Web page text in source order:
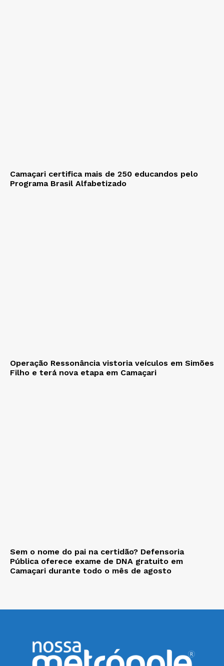
Camaçari certifica mais de 250 educandos pelo
Programa Brasil Alfabetizado
Operação Ressonância vistoria veículos em Simões
Filho e terá nova etapa em Camaçari
Sem o nome do pai na certidão? Defensoria
Pública oferece exame de DNA gratuito em
Camaçari durante todo o mês de agosto